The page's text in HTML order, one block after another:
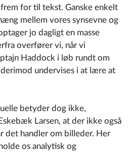
for til tekst. Ganske enkelt
mellem vores synsevne og
jo dagligt en masse
overfører vi, når vi
Haddock i løb rundt om
undervises i at lære at
betyder dog ikke,
Larsen, at der ikke også
det handler om billeder. Her
os analytisk og